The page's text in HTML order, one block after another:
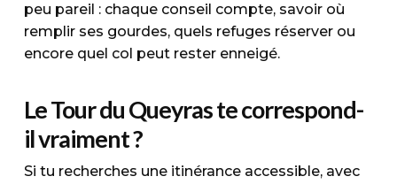
peu pareil : chaque conseil compte, savoir où
remplir ses gourdes, quels refuges réserver ou
encore quel col peut rester enneigé.
Le Tour du Queyras te correspond-
il vraiment ?
Si tu recherches une itinérance accessible, avec